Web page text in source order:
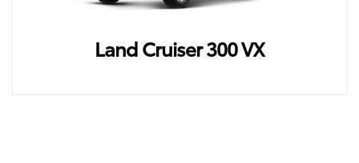
Land Cruiser 300 VX